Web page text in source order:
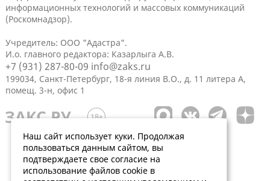
информационных технологий и массовых коммуникаций
(Роскомнадзор).
Учредитель: ООО "Адастра".
И.о. главного редактора: Казарлыга А.В.
+7 (931) 287-80-09 info@zaks.ru
199034, Санкт-Петербург, 18-я линия В.О., д. 11 литера А,
помещ. 3-н, офис 1
Наш сайт использует куки. Продолжая
пользоваться данным сайтом, вы
подтверждаете свое согласие на
использование файлов cookie в